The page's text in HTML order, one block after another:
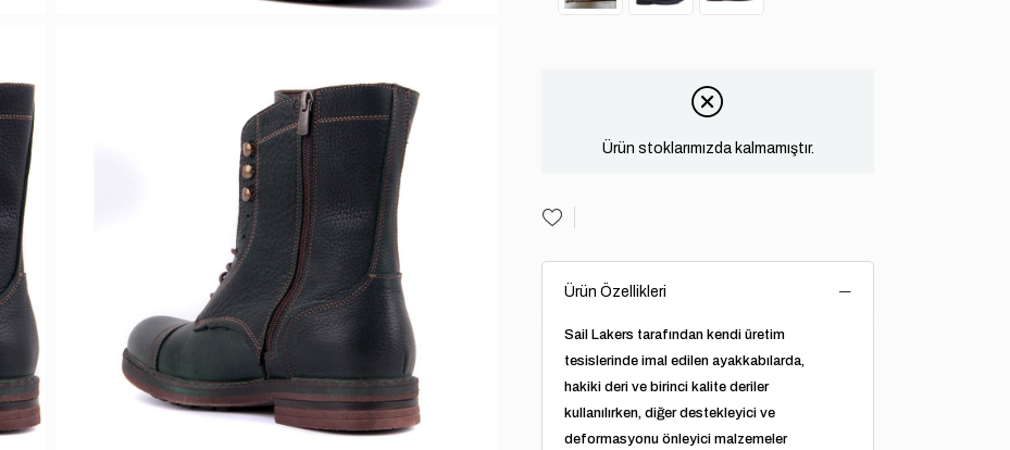
Ürün stoklarımızda kalmamıştır.
Ürün Özellikleri
Sail Lakers tarafından kendi üretim
tesislerinde imal edilen ayakkabılarda,
hakiki deri ve birinci kalite deriler
kullanılırken, diğer destekleyici ve
deformasyonu önleyici malzemeler